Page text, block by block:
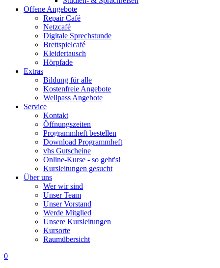
Offene Angebote
Repair Café
Netzcafé
Digitale Sprechstunde
Brettspielcafé
Kleidertausch
Hörpfade
Extras
Bildung für alle
Kostenfreie Angebote
Wellpass Angebote
Service
Kontakt
Öffnungszeiten
Programmheft bestellen
Download Programmheft
vhs Gutscheine
Online-Kurse - so geht's!
Kursleitungen gesucht
Über uns
Wer wir sind
Unser Team
Unser Vorstand
Werde Mitglied
Unsere Kursleitungen
Kursorte
Raumübersicht
0